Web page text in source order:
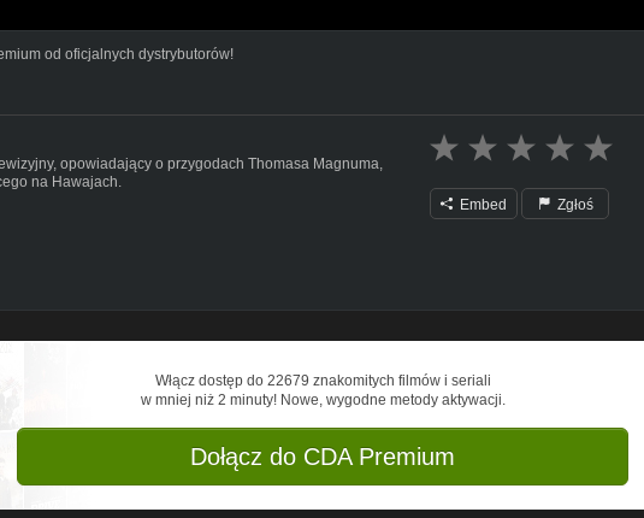
od oficjalnych dystrybutorów!
opowiadający o przygodach Thomasa Magnuma,
na Hawajach.
Embed Zgłoś
Włącz dostęp do 22679 znakomitych filmów i seriali
w mniej niż 2 minuty! Nowe, wygodne metody aktywacji.
Dołącz do CDA Premium